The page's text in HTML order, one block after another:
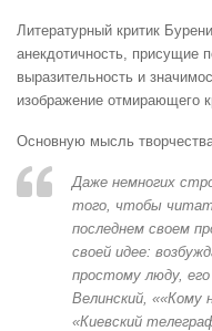
Литературный критик
анекдотичность, присущие
выразительность и
изображение отмирающего
Основную мысль
Даже немногих
того, чтобы
последнем своем
своей идее:
простому люду,
Велинский, ««Кому
«Киевский